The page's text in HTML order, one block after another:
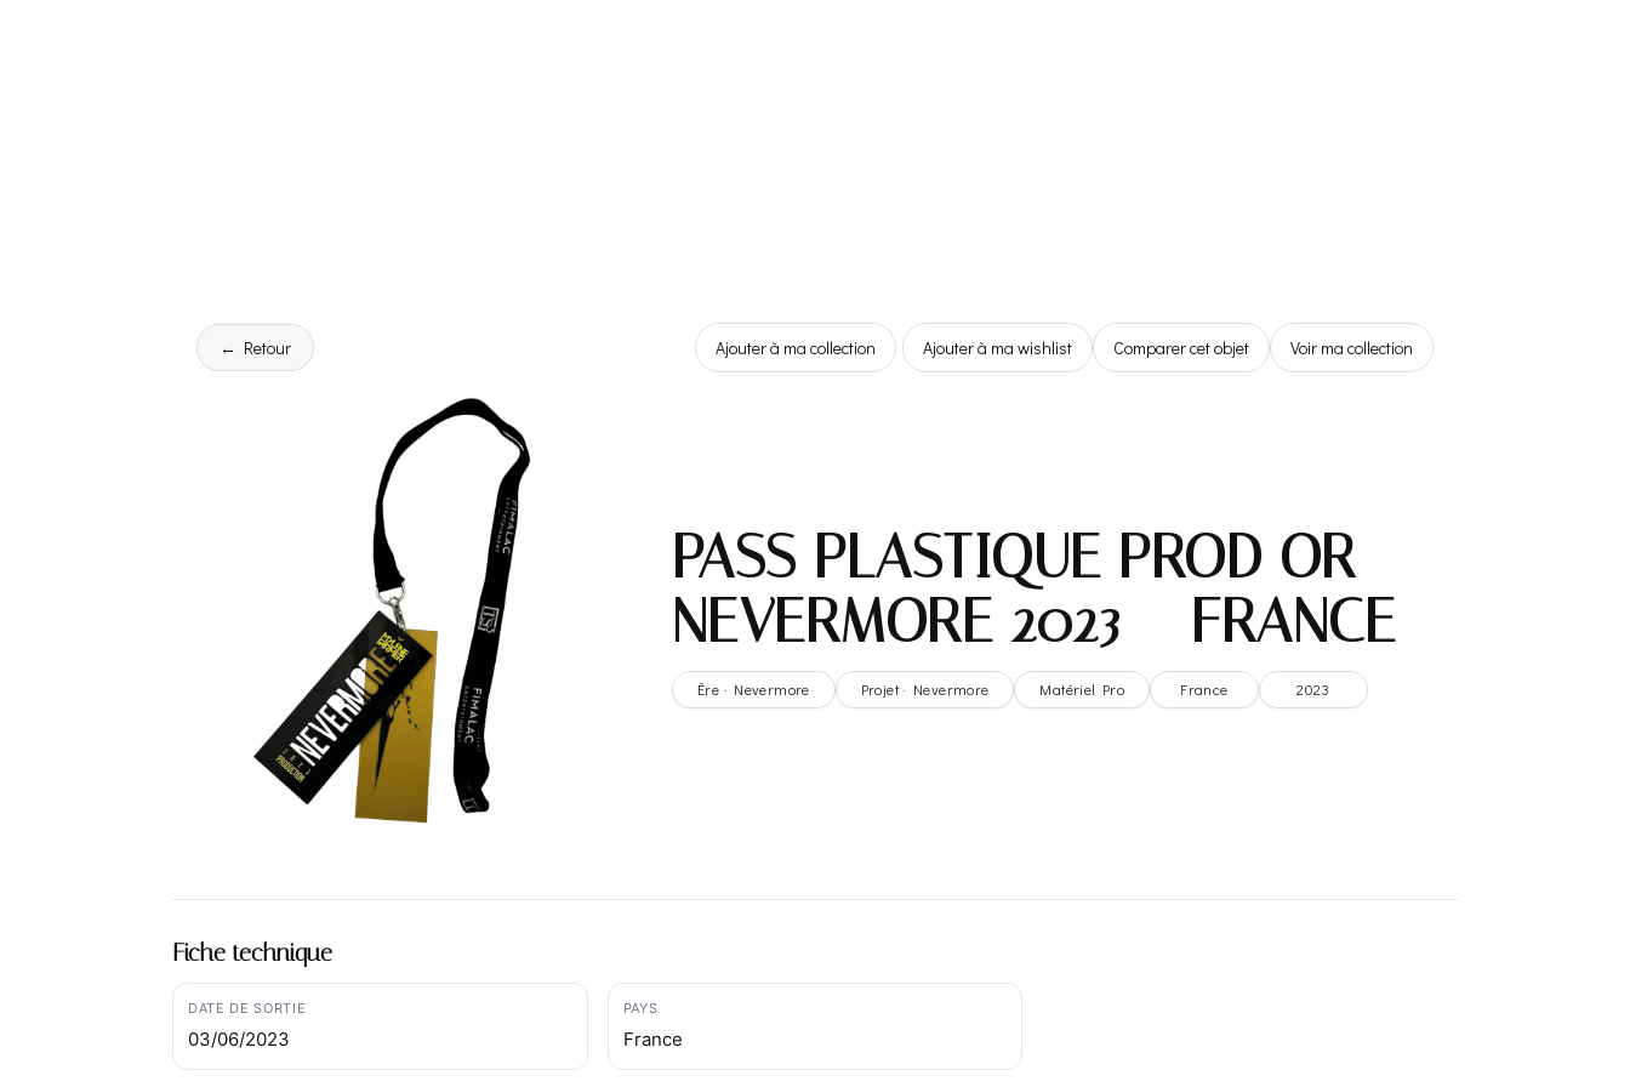
← Retour Ajouter à ma collection Ajouter à ma wishlist Comparer cet objet Voir ma collection
PASS PLASTIQUE PROD OR –
NEVERMORE 2023 – FRANCE
Ère · Nevermore Projet · Nevermore Matériel Pro France 2023
Fiche technique
DATE DE SORTIE
03/06/2023
PAYS
France